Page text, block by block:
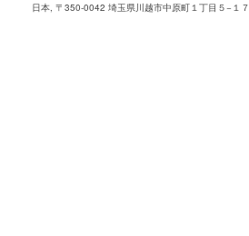
日本, 〒350-0042 埼玉県川越市中原町１丁目５−１７